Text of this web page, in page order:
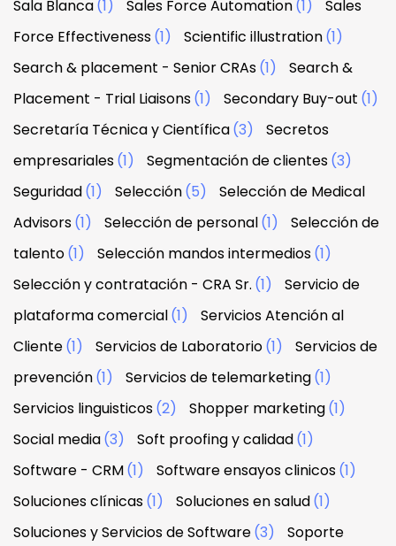
Sala Blanca(1) Sales Force Automation(1)
Sales
Force Effectiveness(1) Scientific illustration(1)
Search & placement - Senior CRAs(1)
Search &
Placement - Trial Liaisons(1) Secondary Buy-out (1)
Secretaría Técnica y Científica(3)
Secretos
empresariales(1) Segmentación de clientes(3)
Seguridad(1) Selección(5)
Selección de Medical
Advisors(1) Selección de personal(1)
Selección de
talento(1) Selección mandos intermedios(1)
Selección y contratación - CRA Sr. (1)
Servicio de
plataforma comercial(1)
Servicios Atención al
Cliente(1) Servicios de Laboratorio(1)
Servicios de
prevención(1) Servicios de telemarketing(1)
Servicios linguisticos(2) Shopper marketing(1)
Social media(3) Soft proofing y calidad(1)
Software - CRM(1) Software ensayos clinicos(1)
Soluciones clínicas(1) Soluciones en salud(1)
Soluciones y Servicios de Software(3)
Soporte